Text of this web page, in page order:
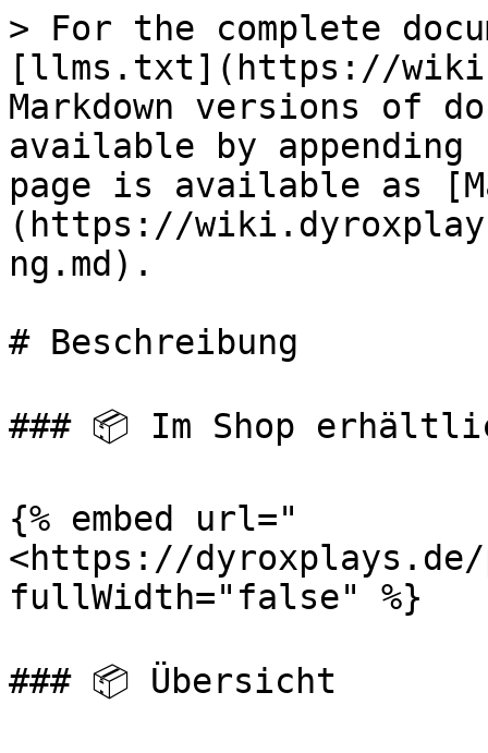
> For the complete
[llms.txt](https://
Markdown versions of
available by
page is available as
(https://
ng.md).
# Beschreibung
### 📦 Im Shop
{% embed url="
<https://dyroxplays.de/
fullWidth="false" %}
### 📦 Übersicht